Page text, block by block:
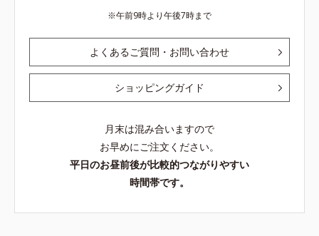
午前9時より午後7時まで
よくあるご質問・お問い合わせ
ショッピングガイド
月末は混み合いますので
お早めにご注文ください。
平日のお昼前後が比較的つながりやすい
時間帯です。